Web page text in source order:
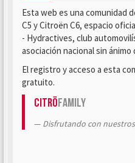
Esta web es una comunidad
C5 y Citroën C6, espacio
- Hydractives, club
asociación nacional sin ánimo
El registro y acceso a esta
gratuito.
CitröFamily
Disfrutando con